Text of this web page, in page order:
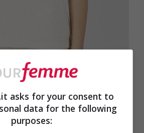
asks for your consent to
data for the following
purposes: